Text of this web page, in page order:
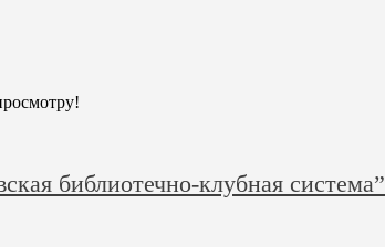
библиотечно-клубная система”